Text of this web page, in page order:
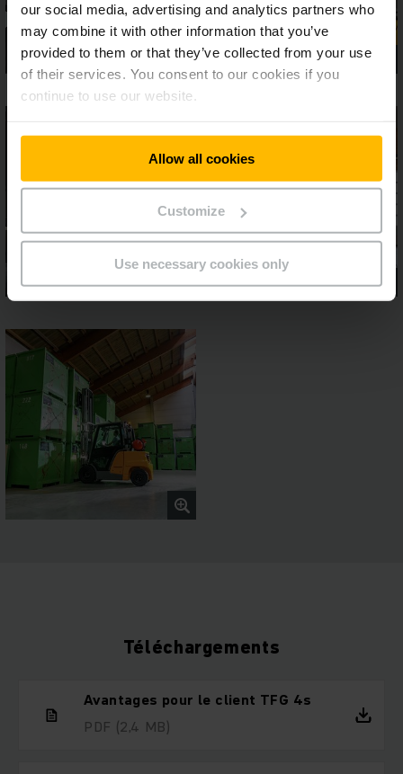
our social media, advertising and analytics partners who
may combine it with other information that you’ve
provided to them or that they’ve collected from your use
of their services. You consent to our cookies if you
continue to use our website.
Allow all cookies
Customize
Use necessary cookies only
Téléchargements
Avantages pour le client TFG 4s
PDF (2,4 MB)